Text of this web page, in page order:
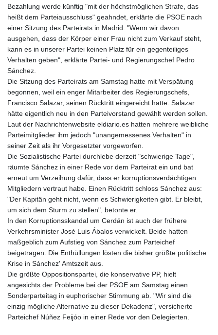
Bezahlung werde künftig "mit der höchstmöglichen Strafe, das
heißt dem Parteiausschluss" geahndet, erklärte die PSOE nach
einer Sitzung des Parteirats in Madrid. "Wenn wir davon
ausgehen, dass der Körper einer Frau nicht zum Verkauf steht,
kann es in unserer Partei keinen Platz für ein gegenteiliges
Verhalten geben", erklärte Partei- und Regierungschef Pedro
Sánchez.
Die Sitzung des Parteirats am Samstag hatte mit Verspätung
begonnen, weil ein enger Mitarbeiter des Regierungschefs,
Francisco Salazar, seinen Rücktritt eingereicht hatte. Salazar
hätte eigentlich neu in den Parteivorstand gewählt werden sollen.
Laut der Nachrichtenwebsite eldiario.es hatten mehrere weibliche
Parteimitglieder ihm jedoch "unangemessenes Verhalten" in
seiner Zeit als ihr Vorgesetzter vorgeworfen.
Die Sozialistische Partei durchlebe derzeit "schwierige Tage",
räumte Sánchez in einer Rede vor dem Parteirat ein und bat
erneut um Verzeihung dafür, dass er korruptionsverdächtigen
Mitgliedern vertraut habe. Einen Rücktritt schloss Sánchez aus:
"Der Kapitän geht nicht, wenn es Schwierigkeiten gibt. Er bleibt,
um sich dem Sturm zu stellen", betonte er.
In den Korruptionsskandal um Cerdán ist auch der frühere
Verkehrsminister José Luis Ábalos verwickelt. Beide hatten
maßgeblich zum Aufstieg von Sánchez zum Parteichef
beigetragen. Die Enthüllungen lösten die bisher größte politische
Krise in Sánchez' Amtszeit aus.
Die größte Oppositionspartei, die konservative PP, hielt
angesichts der Probleme bei der PSOE am Samstag einen
Sonderparteitag in euphorischer Stimmung ab. "Wir sind die
einzig mögliche Alternative zu dieser Dekadenz", versicherte
Parteichef Núñez Feijóo in einer Rede vor den Delegierten.